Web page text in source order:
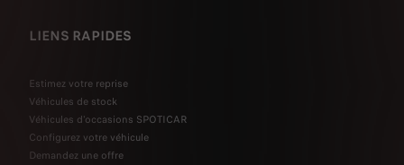
LIENS RAPIDES
Estimez votre reprise
Véhicules de stock
Véhicules d'occasions SPOTICAR
Configurez votre véhicule
Demandez une offre